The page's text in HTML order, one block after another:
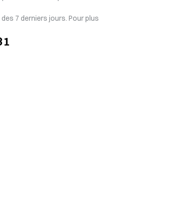
7 derniers jours. Pour plus